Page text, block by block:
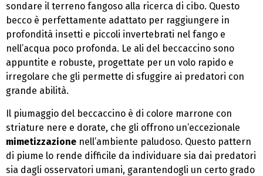
sondare il terreno fangoso alla ricerca di cibo. Questo
becco è perfettamente adattato per raggiungere in
profondità insetti e piccoli invertebrati nel fango e
nell’acqua poco profonda. Le ali del beccaccino sono
appuntite e robuste, progettate per un volo rapido e
irregolare che gli permette di sfuggire ai predatori con
grande abilità.
Il piumaggio del beccaccino è di colore marrone con
striature nere e dorate, che gli offrono un’eccezionale
mimetizzazione nell’ambiente paludoso. Questo pattern
di piume lo rende difficile da individuare sia dai predatori
sia dagli osservatori umani, garantendogli un certo grado